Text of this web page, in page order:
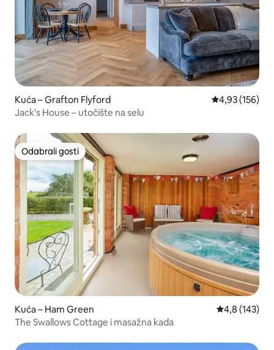
Kuća – Grafton Flyford Prosječna
4,93 (156)
Jack's House – utočište na selu
Odabrali gosti
Odabrali gosti
Kuća – Ham Green Prosječna
4,8 (143)
The Swallows Cottage i masažna kada